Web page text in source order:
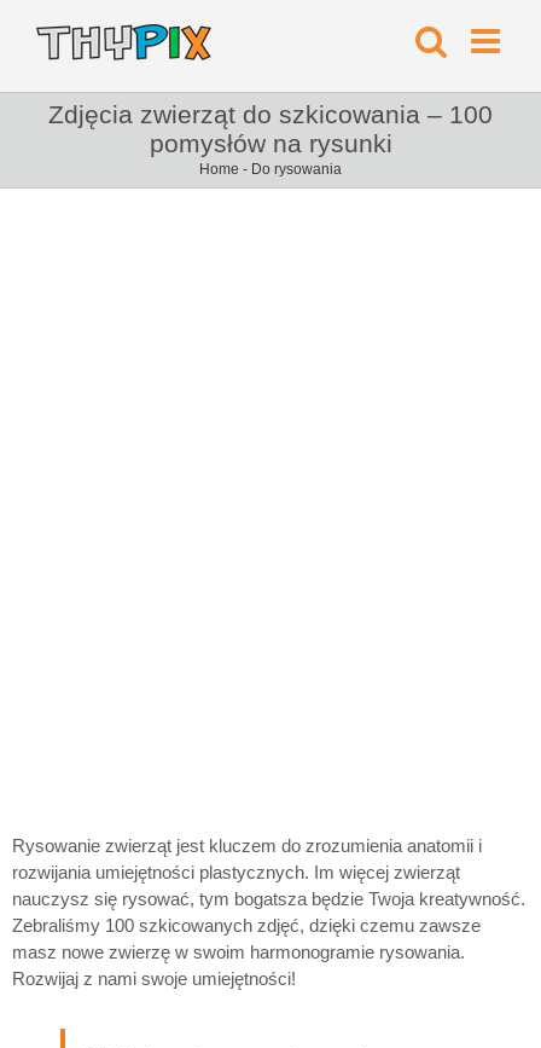
Zdjęcia zwierząt do szkicowania – 100
pomysłów na rysunki
Home - Do rysowania
Rysowanie zwierząt jest kluczem do zrozumienia anatomii i
rozwijania umiejętności plastycznych. Im więcej zwierząt
nauczysz się rysować, tym bogatsza będzie Twoja kreatywność.
Zebraliśmy 100 szkicowanych zdjęć, dzięki czemu zawsze
masz nowe zwierzę w swoim harmonogramie rysowania.
Rozwijaj z nami swoje umiejętności!